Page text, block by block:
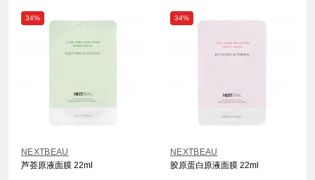
34%
NEXTBEAU
芦荟原液面膜 22ml
34%
NEXTBEAU
胶原蛋白原液面膜 22ml